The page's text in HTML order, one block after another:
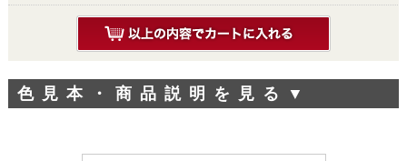
色見本・商品説明を見る ▼